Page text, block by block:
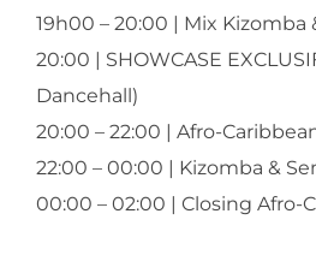
​19h00 – 20:00 | Mix
​20:00 | SHOWCASE
Dancehall)
​20:00 – 22:00 | Afro-
​22:00 – 00:00 | Kizomba &
​00:00 – 02:00 | Closing Afro-